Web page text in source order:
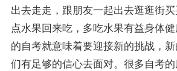
出去走走，跟朋友一起出去逛逛街
点水果回来吃，多吃水果有益身体
的自考就意味着要迎接新的挑战，
们有足够的信心去面对。很多自考的